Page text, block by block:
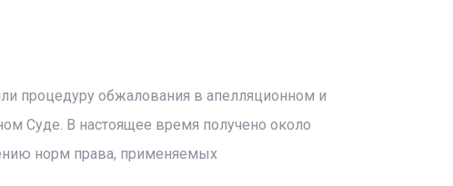
процедуру обжалования в апелляционном и
Суде. В настоящее время получено около
норм права, применяемых